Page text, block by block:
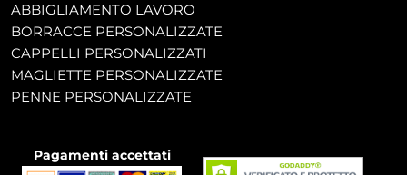
ABBIGLIAMENTO LAVORO
BORRACCE PERSONALIZZATE
CAPPELLI PERSONALIZZATI
MAGLIETTE PERSONALIZZATE
PENNE PERSONALIZZATE
Pagamenti accettati